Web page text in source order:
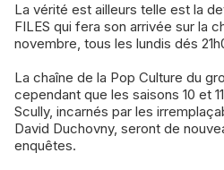
La vérité est ailleurs telle est la devise culte de la série X-
FILES qui fera son arrivée sur la
novembre, tous les lundis dés
La chaîne de la Pop Culture du
cependant que les saisons 10 et
Scully, incarnés par les
David Duchovny, seront de
enquêtes.